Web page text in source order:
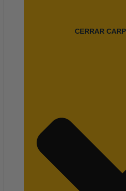
CERRAR